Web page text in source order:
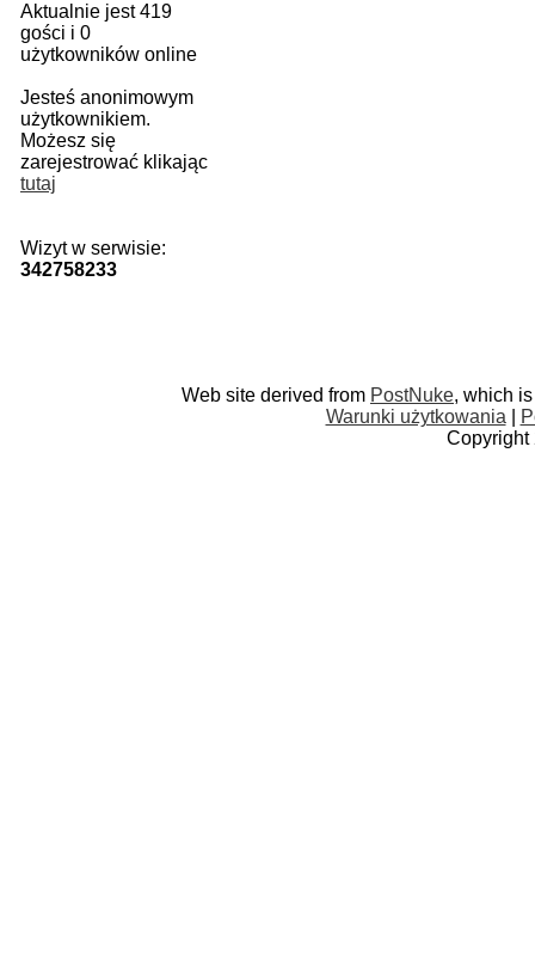
Aktualnie jest 419
gości i 0
użytkowników online
Jesteś anonimowym
użytkownikiem.
Możesz się
zarejestrować klikając
tutaj
Wizyt w serwisie:
342758233
Web site derived from PostNuke, which
Warunki użytkowania
Copyright